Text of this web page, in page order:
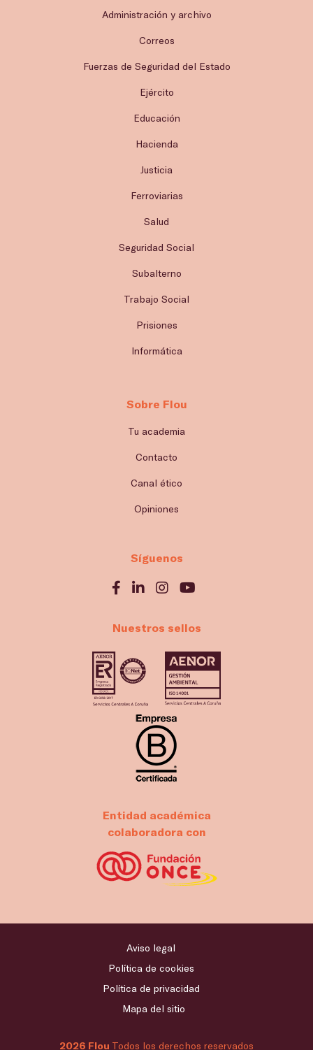
Administración y archivo
Correos
Fuerzas de Seguridad del Estado
Ejército
Educación
Hacienda
Justicia
Ferroviarias
Salud
Seguridad Social
Subalterno
Trabajo Social
Prisiones
Informática
Sobre Flou
Tu academia
Contacto
Canal ético
Opiniones
Síguenos
Nuestros sellos
Entidad académica
colaboradora con
2026 Flou Todos los derechos reservados
Aviso legal
Política de cookies
Política de privacidad
Mapa del sitio